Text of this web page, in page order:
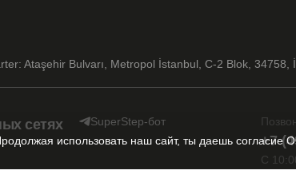
использовать наш сайт, ты даешь
Ataşehir Bulvarı, Metropol İstanbul, C-2 Blok, 34758,
сетях SuperStep-бот
+7
C